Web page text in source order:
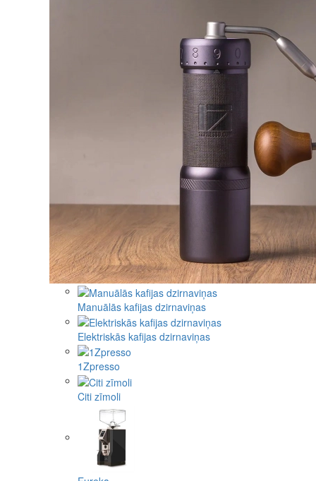
Manuālās kafijas dzirnaviņas
Elektriskās kafijas dzirnaviņas
1Zpresso
Citi zīmoli